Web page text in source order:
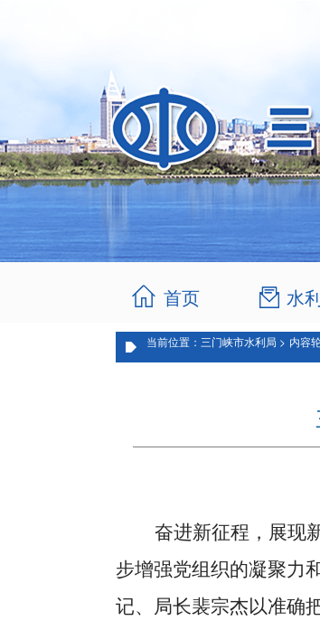
首页 水
当前位置：三门峡市水利局 > 内容
奋进新征程，展现
步增强党组织的凝聚力
记、局长裴宗杰以准确